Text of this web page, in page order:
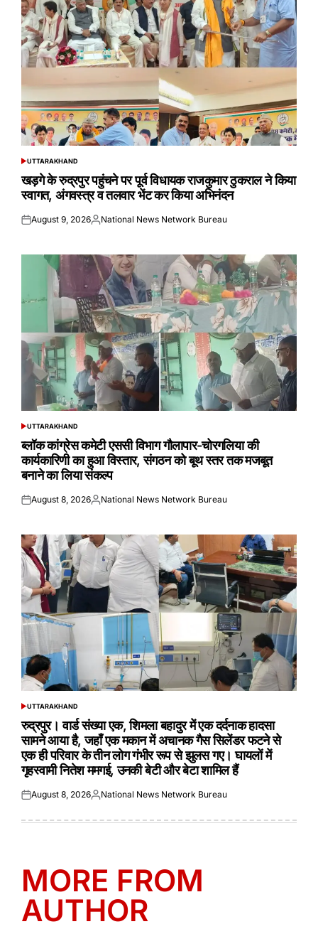
POSTED
UTTARAKHAND
खड़गे के रुद्रपुर पहुंचने पर पूर्व विधायक राजकुमार ठुकराल ने किया
स्वागत, अंगवस्त्र व तलवार भेंट कर किया अभिनंदन
Posted
August 9, 2026Posted
National News Network Bureau
POSTED
UTTARAKHAND
ब्लॉक कांग्रेस कमेटी एससी विभाग गौलापार-चोरगलिया की
कार्यकारिणी का हुआ विस्तार, संगठन को बूथ स्तर तक मजबूत
बनाने का लिया संकल्प
Posted
August 8, 2026Posted
National News Network Bureau
POSTED
UTTARAKHAND
रुद्रपुर। वार्ड संख्या एक, शिमला बहादुर में एक दर्दनाक हादसा
सामने आया है, जहाँ एक मकान में अचानक गैस सिलेंडर फटने से
एक ही परिवार के तीन लोग गंभीर रूप से झुलस गए। घायलों में
गृहस्वामी नितेश ममगई, उनकी बेटी और बेटा शामिल हैं
Posted
August 8, 2026Posted
National News Network Bureau
MORE FROM
AUTHOR